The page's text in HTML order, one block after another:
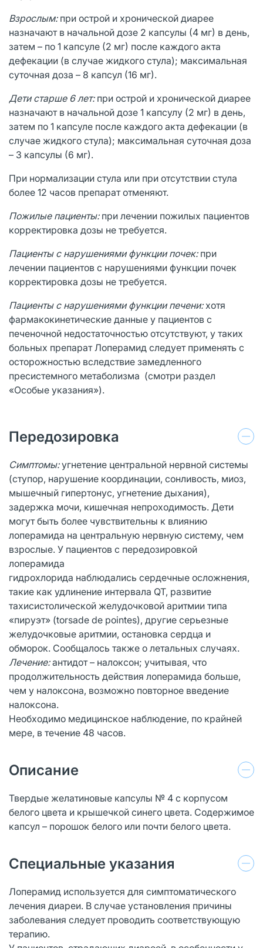
Взрослым:при острой и хронической диарее
назначают в начальной дозе 2 капсулы (4 мг) в день,
затем – по 1 капсуле (2 мг) после каждого акта
дефекации (в случае жидкого стула); максимальная
суточная доза – 8 капсул (16 мг).
Дети старше 6 лет:при острой и хронической диарее
назначают в начальной дозе 1 капсулу (2 мг) в день,
затем по 1 капсуле после каждого акта дефекации (в
случае жидкого стула); максимальная суточная доза
– 3 капсулы (6 мг).
При нормализации стула или при отсутствии стула
более 12 часов препарат отменяют.
Пожилые пациенты:при лечении пожилых пациентов
корректировка дозы не требуется.
Пациенты с нарушениями функции почек: при
лечении пациентов с нарушениями функции почек
корректировка дозы не требуется.
Пациенты с нарушениями функции печени:хотя
фармакокинетические данные у пациентов с
печеночной недостаточностью отсутствуют, у таких
больных препарат Лоперамид следует применять с
осторожностью вследствие замедленного
пресистемного метаболизма (смотри раздел
«Особые указания»).
Передозировка
Симптомы:угнетение центральной нервной системы
(ступор, нарушение координации, сонливость, миоз,
мышечный гипертонус, угнетение дыхания),
задержка мочи, кишечная непроходимость. Дети
могут быть более чувствительны к влиянию
лоперамида на центральную нервную систему, чем
взрослые. У пациентов с передозировкой
лоперамида
гидрохлорида наблюдались сердечные осложнения,
такие как удлинение интервала QT, развитие
тахисистолической желудочковой аритмии типа
«пируэт» (torsade de pointes), другие серьезные
желудочковые аритмии, остановка сердца и
обморок. Сообщалось также о летальных случаях.
Лечение:антидот – налоксон; учитывая, что
продолжительность действия лоперамида больше,
чем у налоксона, возможно повторное введение
налоксона.
Необходимо медицинское наблюдение, по крайней
мере, в течение 48 часов.
Описание
Твердые желатиновые капсулы № 4 с корпусом
белого цвета и крышечкой синего цвета. Содержимое
капсул – порошок белого или почти белого цвета.
Специальные указания
Лоперамид используется для симптоматического
лечения диареи. В случае установления причины
заболевания следует проводить соответствующую
терапию.